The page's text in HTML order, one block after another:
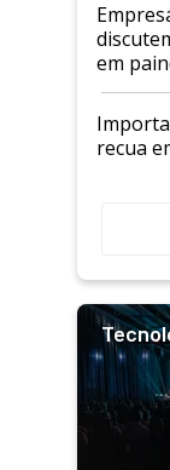
em
Andav
recua